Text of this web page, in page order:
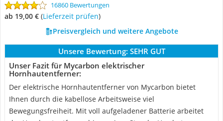
16860 Bewertungen
ab 19,00 € (Lieferzeit prüfen)
Preisvergleich und weitere Angebote
Unsere Bewertung: SEHR GUT
Unser Fazit für Mycarbon elektrischer
Hornhautentferner:
Der elektrische Hornhautentferner von Mycarbon bietet
Ihnen durch die kabellose Arbeitsweise viel
Bewegungsfreiheit. Mit voll aufgeladener Batterie arbeitet